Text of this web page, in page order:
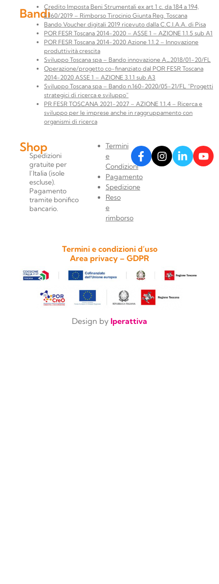
BandiCredito Imposta Beni Strumentali ex art 1 c. da 184 a 194,
L.160/2019 – Rimborso Tirocinio Giunta Reg. Toscana
Bando Voucher digitali 2019 ricevuto dalla C.C.I.A.A. di Pisa
POR FESR Toscana 2014-2020 – ASSE 1 – AZIONE 1.1.5 sub A1
POR FESR Toscana 2014-2020 Azione 1.1.2 – Innovazione
produttività crescita
Sviluppo Toscana spa – Bando innovazione A_2018/01-20/FL
Operazione/progetto co-finanziato dal POR FESR Toscana
2014-2020 ASSE 1 – AZIONE 3.1.1 sub A3
Sviluppo Toscana spa – Bando n.160-2020/05-21/FL “Progetti
strategici di ricerca e sviluppo”
PR FESR TOSCANA 2021-2027 – AZIONE 1.1.4 – Ricerca e
sviluppo per le imprese anche in raggruppamento con
organismi di ricerca
Shop
Spedizioni
gratuite per
l’Italia (isole
escluse).
Pagamento
tramite bonifico
bancario.
Termini
e
Condizioni
Pagamento
Spedizione
Reso
e
rimborso
Termini e condizioni d’uso
Area privacy – GDPR
Design by Iperattiva